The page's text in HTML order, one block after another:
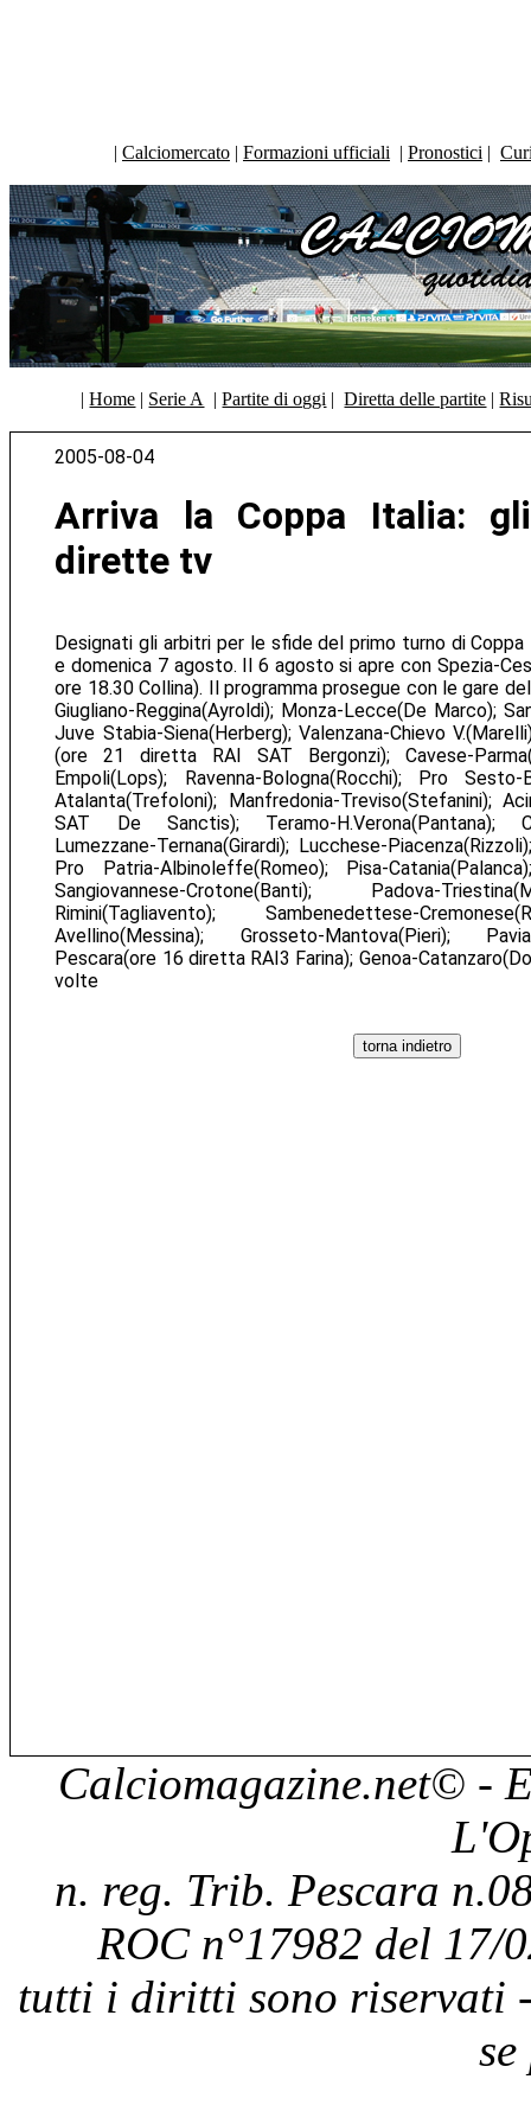
| Calciomercato | Formazioni ufficiali | Pronostici |
|Home | Serie A |Partite di oggi |Diretta delle partite |
2005-08-04
Arriva la Coppa Italia:
dirette tv
Designati gli arbitri per le sfide del primo turno di
e domenica 7 agosto. Il 6 agosto si apre con Spezia-
ore 18.30 Collina). Il programma prosegue con le gare
Giugliano-Reggina(Ayroldi); Monza-Lecce(De Marco);
Juve Stabia-Siena(Herberg); Valenzana-Chievo
(ore 21 diretta RAI SAT Bergonzi); Cavese-
Empoli(Lops); Ravenna-Bologna(Rocchi); Pro
Atalanta(Trefoloni); Manfredonia-Treviso(Stefanini);
SAT De Sanctis); Teramo-H.Verona(Pantana);
Lumezzane-Ternana(Girardi); Lucchese-
Pro Patria-Albinoleffe(Romeo); Pisa-
Sangiovannese-Crotone(Banti); Padova-
Rimini(Tagliavento); Sambenedettese-
Avellino(Messina); Grosseto-Mantova(Pieri);
Pescara(ore 16 diretta RAI3 Farina); Genoa-
volte
Calciomagazine.net© -
n. reg. Trib. Pescara
ROC n°17982 del 17/
tutti i diritti sono riservati